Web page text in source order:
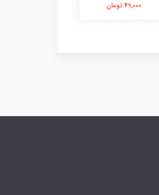
49,000 تومان